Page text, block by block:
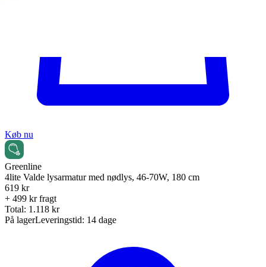
Køb nu
Greenline
4lite Valde lysarmatur med nødlys, 46-70W, 180 cm
619 kr
+ 499 kr fragt
Total: 1.118 kr
På lagerLeveringstid: 14 dage